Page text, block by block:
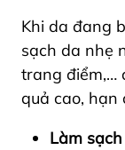
Khi da đang
sạch da nhẹ
trang điểm,…
quả cao, hạn
Làm